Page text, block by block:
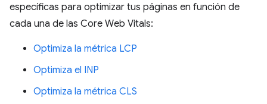
específicas para optimizar tus páginas en función de
cada una de las Core Web Vitals:
Optimiza la métrica LCP
Optimiza el INP
Optimiza la métrica CLS